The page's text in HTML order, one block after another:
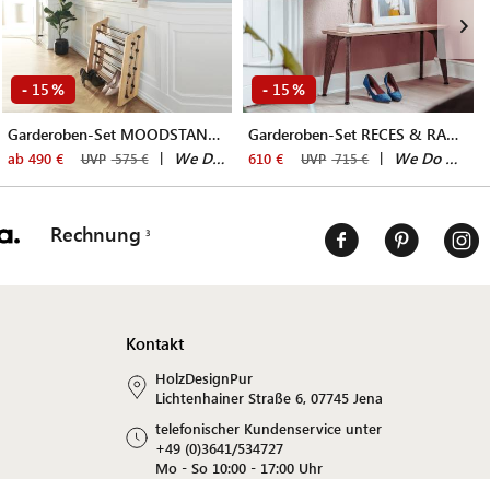
- 15 %
Garderoben-Set MOODSTAND & RECES
ab 490 € UVP 575 € | We Do Wood
- 15 %
Garderoben-Set RECES & RANK BENCH
610 € UVP 715 € | We Do Wood
Rechnung
Kontakt
HolzDesignPur
Lichtenhainer Straße 6, 07745 Jena
telefonischer Kundenservice unter
+49 (0)3641/534727
Mo - So 10:00 - 17:00 Uhr